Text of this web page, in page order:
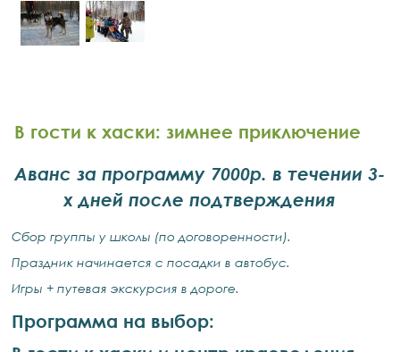
В гости к хаски: зимнее приключение
Аванс за программу 7000р. в течении 3-
х дней после подтверждения
Сбор группы у школы (по договоренности).
Праздник начинается с посадки в автобус.
Игры + путевая экскурсия в дороге.
Программа на выбор: